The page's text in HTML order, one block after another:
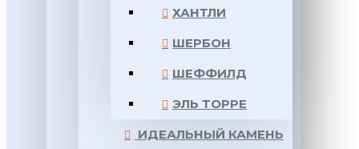
ХАНТЛИ
ШЕРБОН
ШЕФФИЛД
ЭЛЬ ТОРРЕ
ИДЕАЛЬНЫЙ КАМЕНЬ